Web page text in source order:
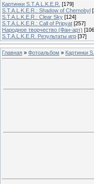
Картинки S.T.A.L.K.E.R. [179]
S.T.A.L.K.E.R.: Shadow of Chernobyl
S.T.A.L.K.E.R.: Clear Sky [124]
S.T.A.L.K.E.R.: Call of Pripyat [257]
Народное творчество (Фан-арт)
S.T.A.L.K.E.R. Результаты игр [37]
Главная » Фотоальбом » Картинки